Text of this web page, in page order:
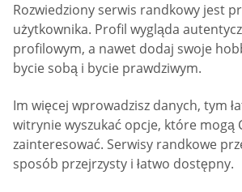
Rozwiedziony serwis randkowy jest
użytkownika. Profil wygląda
profilowym, a nawet dodaj swoje
bycie sobą i bycie prawdziwym.
Im więcej wprowadzisz danych, tym
witrynie wyszukać opcje, które mogą
zainteresować. Serwisy randkowe
sposób przejrzysty i łatwo dostępny.